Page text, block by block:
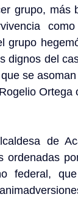
grupo, más
grupo
dignos del
se
de
ordenadas
federal,